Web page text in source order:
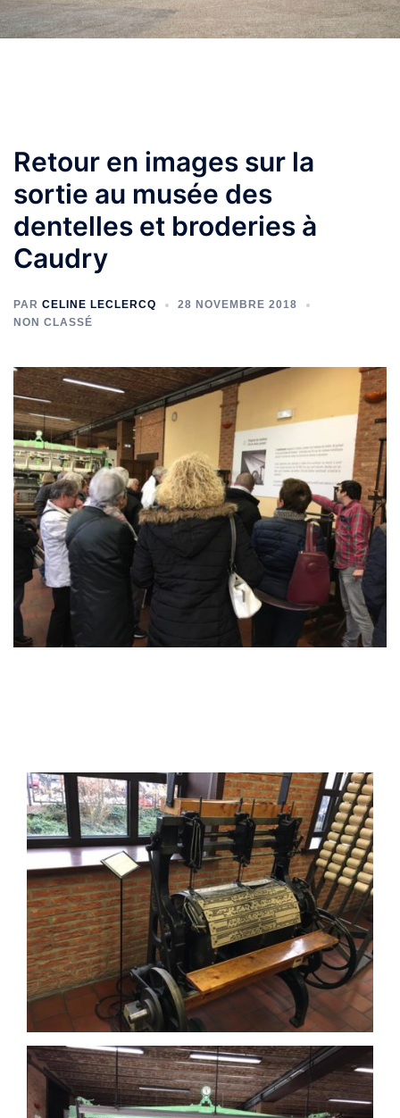
Retour en images sur la
sortie au musée des
dentelles et broderies à
Caudry
PAR CELINE LECLERCQ
28 NOVEMBRE 2018
NON CLASSÉ